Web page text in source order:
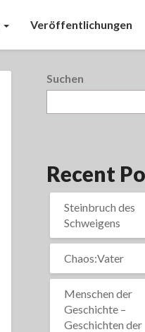
Veröffentlichungen
Suchen
Recent
Steinbruch des
Schweigens
Chaos:Vater
Menschen der
Geschichte –
Geschichten der